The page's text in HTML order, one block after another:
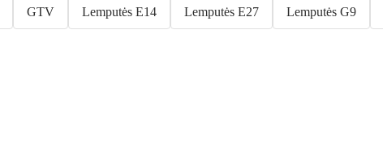
GTV Lemputės E14 Lemputės E27 Lemputės G9